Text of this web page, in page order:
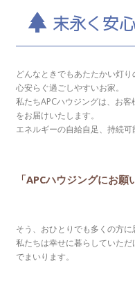
末永く安
どんなときでもあたたかい灯り
心安らぐ過ごしやすいお家。
私たちAPCハウジングは、お客
をお届けいたします。
エネルギーの自給自足、持続可
「APCハウジングにお
そう、おひとりでも多くの方に
私たちは幸せに暮らしていた
でまいります。